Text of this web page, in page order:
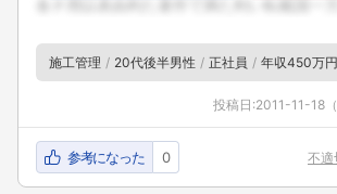
フォローしました
こちらの企業もフォローしませ
施工管理 20代後半男性 正社員 年収450万円
投稿日:2011-11-18
参考になった 0 不適